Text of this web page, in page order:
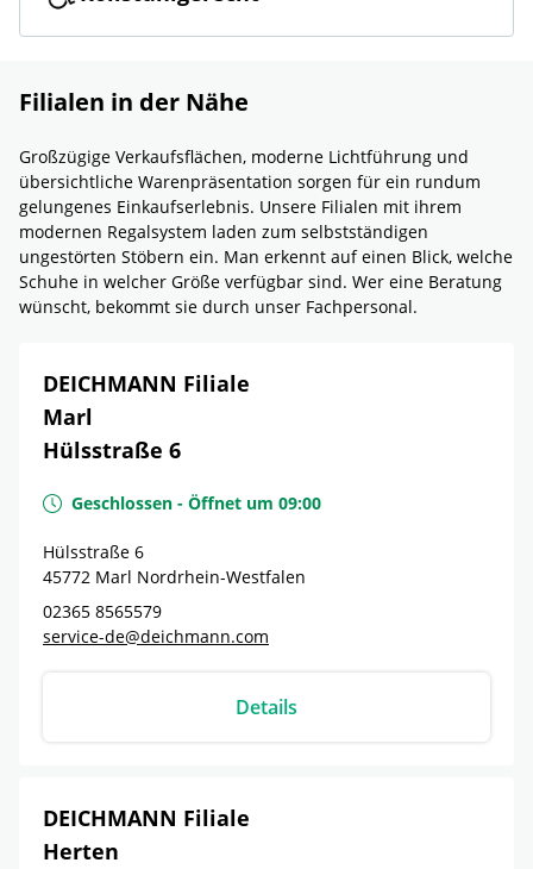
Filialen in der Nähe
Großzügige Verkaufsflächen, moderne Lichtführung und
übersichtliche Warenpräsentation sorgen für ein rundum
gelungenes Einkaufserlebnis. Unsere Filialen mit ihrem
modernen Regalsystem laden zum selbstständigen
ungestörten Stöbern ein. Man erkennt auf einen Blick, welche
Schuhe in welcher Größe verfügbar sind. Wer eine Beratung
wünscht, bekommt sie durch unser Fachpersonal.
DEICHMANN Filiale
Marl
Hülsstraße 6
Geschlossen - Öffnet um 09:00
Hülsstraße 6
45772 Marl Nordrhein-Westfalen
02365 8565579
service-de@deichmann.com
Details
DEICHMANN Filiale
Herten